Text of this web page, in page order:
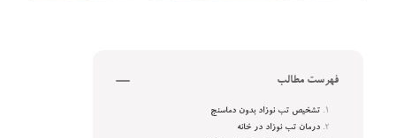
فهرست مطالب
تشخیص تب نوزاد بدون دماسنج
درمان تب نوزاد در خانه